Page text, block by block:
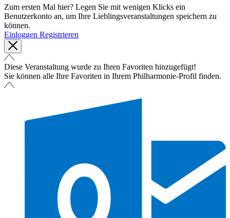
Zum ersten Mal hier? Legen Sie mit wenigen Klicks ein
Benutzerkonto an, um Ihre Lieblingsveranstaltungen speichern zu
können.
Einloggen Registrieren
Diese Veranstaltung wurde zu Ihren Favoriten hinzugefügt!
Sie können alle Ihre Favoriten in Ihrem Philharmonie-Profil finden.